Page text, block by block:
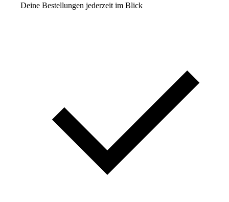
Deine Bestellungen jederzeit im Blick